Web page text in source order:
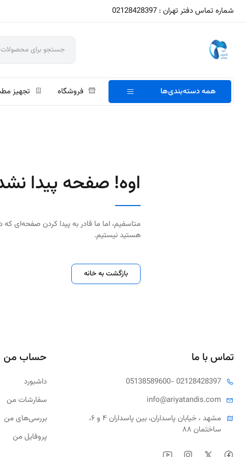
شماره تماس دفتر تهران : 02128428397
همه دسته‌بندی‌ها فروشگاه تجهیز
اوه! صفحه پیدا
متاسفیم، اما ما قادر به پیدا کردن صفحه‌ای که
هستید نیستیم.
بازگشت به خانه
تماس با ما
05138589600- 02128428397
info@ariyatandis.com
ساختمان ۸۸
حساب من
داشبورد
سفارشات من
بررسی‌های من
پروفایل من